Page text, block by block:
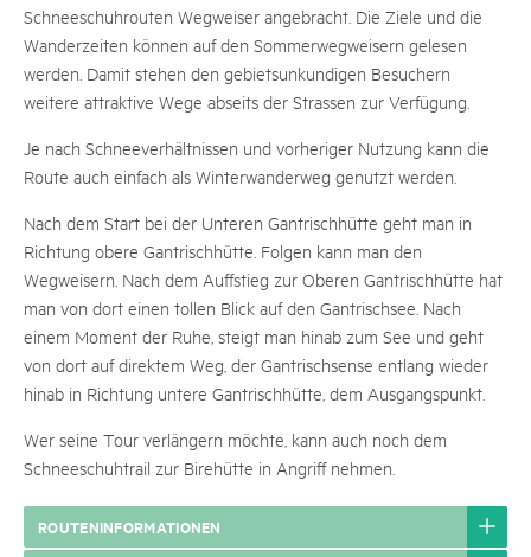
Schneeschuhrouten Wegweiser angebracht. Die Ziele und die
Wanderzeiten können auf den Sommerwegweisern gelesen
werden. Damit stehen den gebietsunkundigen Besuchern
weitere attraktive Wege abseits der Strassen zur Verfügung.
Je nach Schneeverhältnissen und vorheriger Nutzung kann die
Route auch einfach als Winterwanderweg genutzt werden.
Nach dem Start bei der Unteren Gantrischhütte geht man in
Richtung obere Gantrischhütte. Folgen kann man den
Wegweisern. Nach dem Auffstieg zur Oberen Gantrischhütte hat
man von dort einen tollen Blick auf den Gantrischsee. Nach
einem Moment der Ruhe, steigt man hinab zum See und geht
von dort auf direktem Weg, der Gantrischsense entlang wieder
hinab in Richtung untere Gantrischhütte, dem Ausgangspunkt.
Wer seine Tour verlängern möchte, kann auch noch dem
Schneeschuhtrail zur Birehütte in Angriff nehmen.
ROUTENINFORMATIONEN